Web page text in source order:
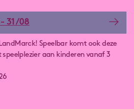
31/08
Speelbar komt ook deze
aan kinderen vanaf 3